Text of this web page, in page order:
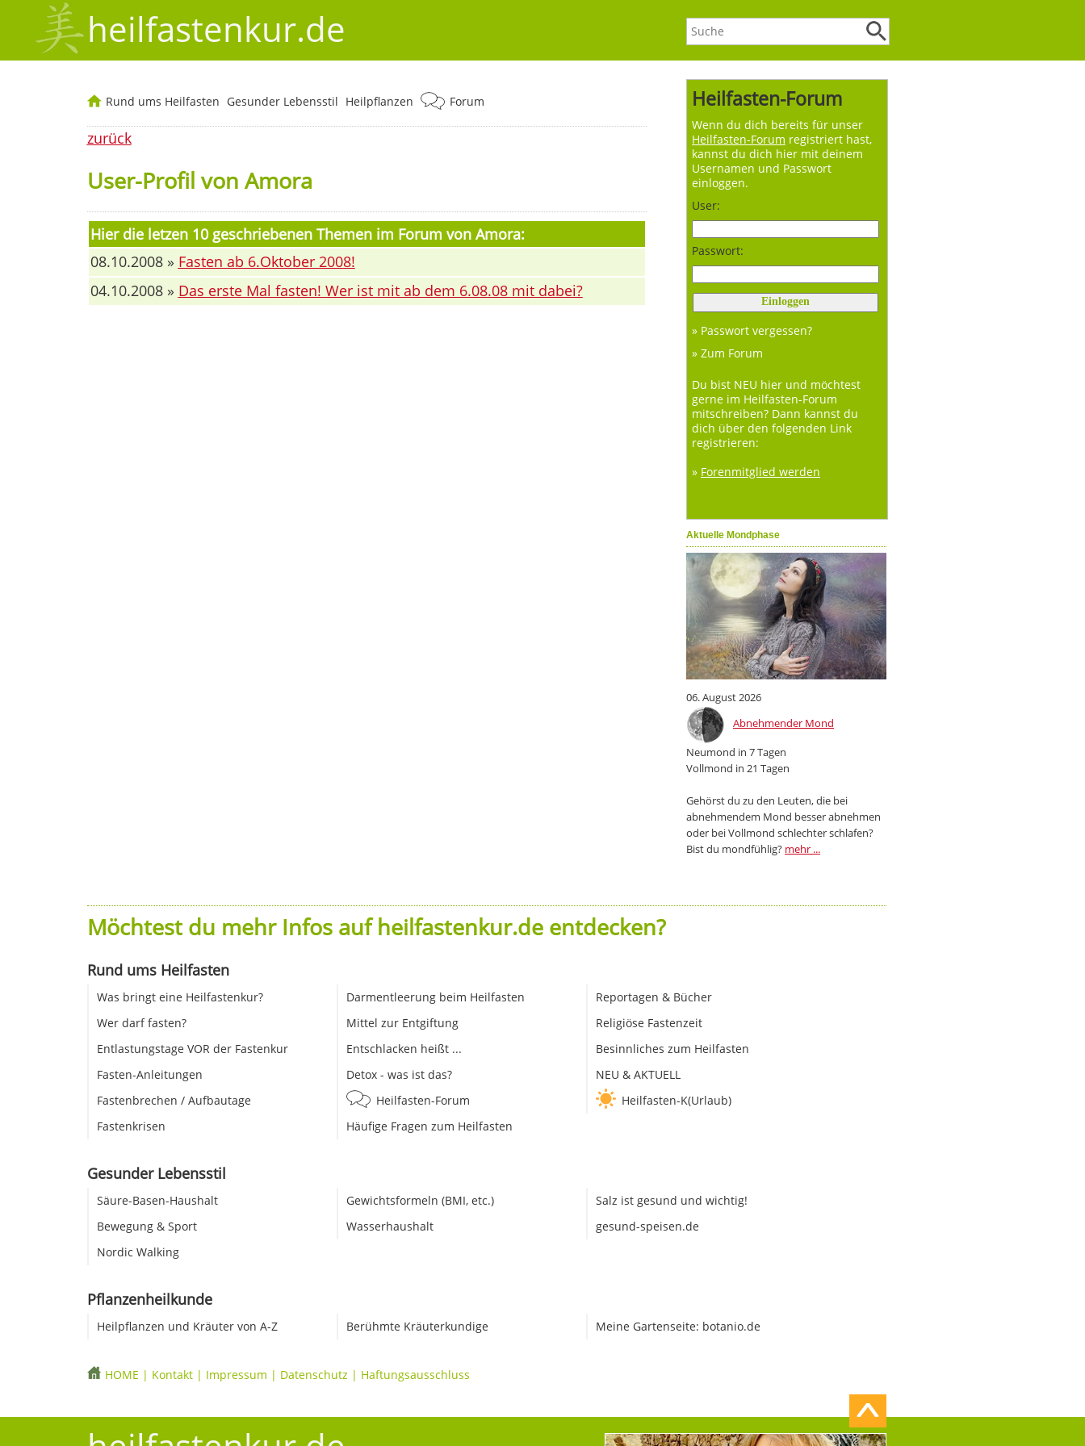
heilfastenkur.de
Heilfasten-Forum
Wenn du dich bereits für unser
Heilfasten-Forum registriert hast,
kannst du dich hier mit deinem
Usernamen und Passwort
einloggen.
User:
Passwort:
» Passwort vergessen?
» Zum Forum
Du bist NEU hier und möchtest
gerne im Heilfasten-Forum
mitschreiben? Dann kannst du
dich über den folgenden Link
registrieren:
» Forenmitglied werden
Aktuelle Mondphase
06. August 2026
Abnehmender Mond
Neumond in 7 Tagen
Vollmond in 21 Tagen
Gehörst du zu den Leuten, die bei
abnehmendem Mond besser abnehmen
oder bei Vollmond schlechter schlafen?
Bist du mondfühlig? mehr ...
Rund ums Heilfasten Gesunder Lebensstil Heilpflanzen Forum
zurück
User-Profil von Amora
Hier die letzen 10 geschriebenen Themen im Forum von Amora:
08.10.2008 » Fasten ab 6.Oktober 2008!
04.10.2008 » Das erste Mal fasten! Wer ist mit ab dem 6.08.08 mit dabei?
Möchtest du mehr Infos auf heilfastenkur.de entdecken?
Rund ums Heilfasten
Was bringt eine Heilfastenkur?
Wer darf fasten?
Entlastungstage VOR der Fastenkur
Fasten-Anleitungen
Fastenbrechen / Aufbautage
Fastenkrisen
Darmentleerung beim Heilfasten
Mittel zur Entgiftung
Entschlacken heißt ...
Detox - was ist das?
Heilfasten-Forum
Häufige Fragen zum Heilfasten
Reportagen & Bücher
Religiöse Fastenzeit
Besinnliches zum Heilfasten
NEU & AKTUELL
Heilfasten-K(Urlaub)
Gesunder Lebensstil
Säure-Basen-Haushalt
Bewegung & Sport
Nordic Walking
Gewichtsformeln (BMI, etc.)
Wasserhaushalt
Salz ist gesund und wichtig!
gesund-speisen.de
Pflanzenheilkunde
Heilpflanzen und Kräuter von A-Z Berühmte Kräuterkundige Meine Gartenseite: botanio.de
HOME | Kontakt| Impressum | Datenschutz | Haftungsausschluss